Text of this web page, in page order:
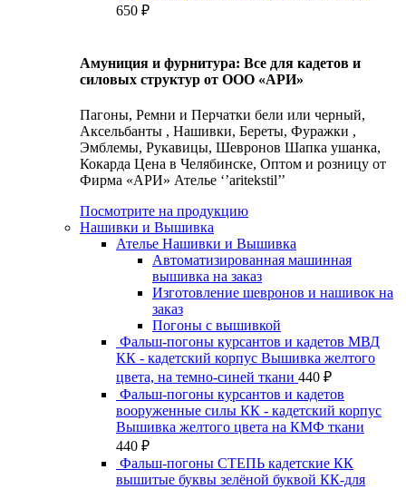
650 ₽
Амуниция и фурнитура: Все для кадетов и
силовых структур от ООО «АРИ»
Пагоны, Ремни и Перчатки бели или черный,
Аксельбанты , Нашивки, Береты, Фуражки ,
Эмблемы, Рукавицы, Шевронов Шапка ушанка,
Кокарда Цена в Челябинске, Оптом и розницу от
Фирма «АРИ» Ателье ‘’aritekstil’’
Посмотрите на продукцию
Нашивки и Вышивка
Ателье Нашивки и Вышивка
Автоматизированная машинная
вышивка на заказ
Изготовление шевронов и нашивок на
заказ
Погоны с вышивкой
Фальш-погоны курсантов и кадетов МВД
КК - кадетский корпус Вышивка желтого
цвета, на темно-синей ткани 440 ₽
Фальш-погоны курсантов и кадетов
вооруженные силы КК - кадетский корпус
Вышивка желтого цвета на КМФ ткани
440 ₽
Фальш-погоны СТЕПЬ кадетские КК
вышитые буквы зелёной буквой КК-для